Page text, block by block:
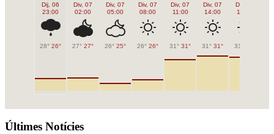
Dij, 06
23:00
28° 26°
Div, 07
02:00
27° 27°
Div, 07
05:00
26° 25°
Div, 07
08:00
26° 26°
Div, 07
11:00
31° 31°
Div, 07
14:00
31° 31°
Div, 07
17:00
31°
Últimes Notícies